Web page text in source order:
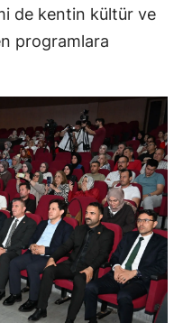
de kentin kültür ve
programlara